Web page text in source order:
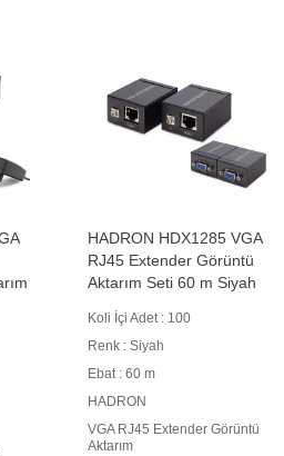
HADRON HDX1285 VGA
RJ45 Extender Görüntü
Aktarım Seti 60 m Siyah
Koli İçi Adet : 100
Renk : Siyah
Ebat : 60 m
HADRON
VGA RJ45 Extender Görüntü
Aktarım